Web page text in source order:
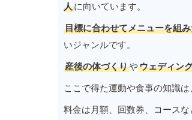
人に向いています。
目標に合わせてメニューを組
いジャンルです。
産後の体づくりやウェディン
ここで得た運動や食事の知識
料金は月額、回数券、コース